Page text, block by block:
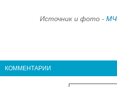
Источник и фото -
КОММЕНТАРИИ